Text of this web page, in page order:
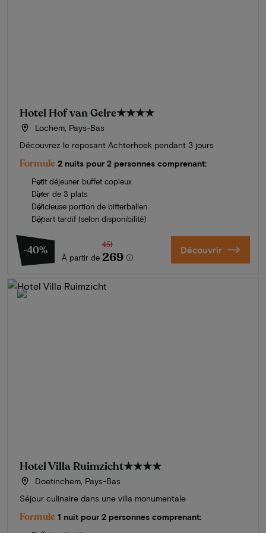
Hotel Hof van Gelre★★★★
Lochem, Pays-Bas
Découvrez le reposant Achterhoek pendant 3 jours
Formule 2 nuits pour 2 personnes comprenant:
Petit déjeuner buffet copieux
Dîner de 3 plats
Délicieuse portion de bitterballen
Départ tardif (selon disponibilité)
-40%
À partir de
451
269 Découvrir
Hotel Villa Ruimzicht★★★★
Doetinchem, Pays-Bas
Séjour culinaire dans une villa monumentale
Formule 1 nuit pour 2 personnes comprenant: